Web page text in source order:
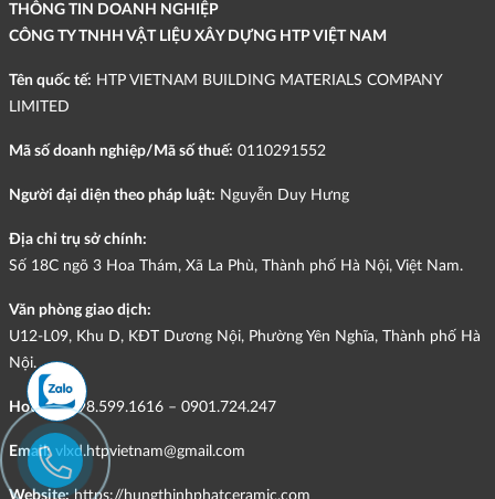
THÔNG TIN DOANH NGHIỆP
CÔNG TY TNHH VẬT LIỆU XÂY DỰNG HTP VIỆT NAM
Tên quốc tế: HTP VIETNAM BUILDING MATERIALS COMPANY
LIMITED
Mã số doanh nghiệp/Mã số thuế: 0110291552
Người đại diện theo pháp luật: Nguyễn Duy Hưng
Địa chỉ trụ sở chính:
Số 18C ngõ 3 Hoa Thám, Xã La Phù, Thành phố Hà Nội, Việt Nam.
Văn phòng giao dịch:
U12-L09, Khu D, KĐT Dương Nội, Phường Yên Nghĩa, Thành phố Hà
Nội.
Hotline:098.599.1616 – 0901.724.247
Email: vlxd.htpvietnam@gmail.com
Website: https://hungthinhphatceramic.com